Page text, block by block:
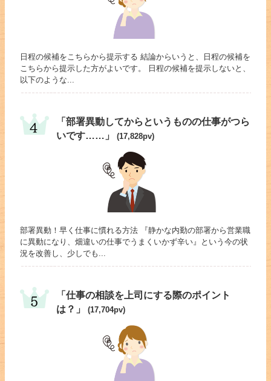
日程の候補をこちらから提示する 結論からいうと、日程の候補を
こちらから提示した方がよいです。 日程の候補を提示しないと、
以下のような...
「部署異動してからというものの仕事がつら
いです……」
(17,828pv)
部署異動！早く仕事に慣れる方法 『静かな内勤の部署から営業職
に異動になり、畑違いの仕事でうまくいかず辛い』という今の状
況を改善し、少しでも...
「仕事の相談を上司にする際のポイント
は？」
(17,704pv)